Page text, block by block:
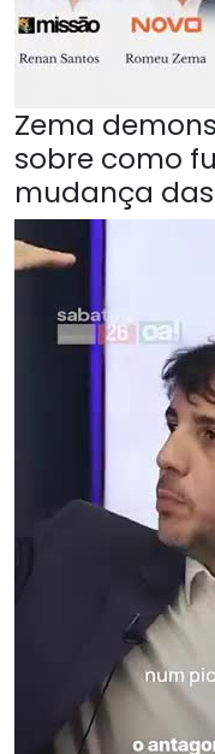
Zema
sobre como
mudança